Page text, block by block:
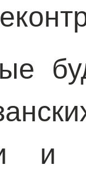
и